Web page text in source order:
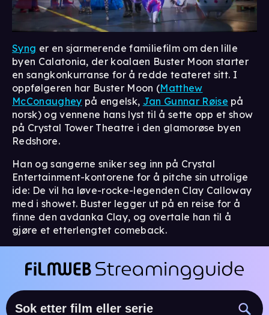
Syng er en sjarmerende familiefilm om den lille
byen Calatonia, der koalaen Buster Moon starter
en sangkonkurranse for å redde teateret sitt. I
oppfølgeren har Buster Moon (Matthew
McConaughey på engelsk, Jan Gunnar Røise på
norsk) og vennene hans lyst til å sette opp et show
på Crystal Tower Theatre i den glamorøse byen
Redshore.
Han og sangerne sniker seg inn på Crystal
Entertainment-kontorene for å pitche sin utrolige
ide: De vil ha løve-rocke-legenden Clay Calloway
med i showet. Buster legger ut på en reise for å
finne den avdanka Clay, og overtale han til å
gjøre et etterlengtet comeback.